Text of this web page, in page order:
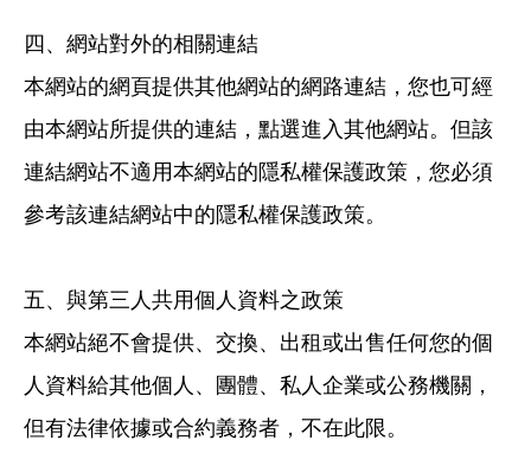
四、網站對外的相關連結
本網站的網頁提供其他網站的網路連結，您也可經
由本網站所提供的連結，點選進入其他網站。但該
連結網站不適用本網站的隱私權保護政策，您必須
參考該連結網站中的隱私權保護政策。
五、與第三人共用個人資料之政策
本網站絕不會提供、交換、出租或出售任何您的個
人資料給其他個人、團體、私人企業或公務機關，
但有法律依據或合約義務者，不在此限。